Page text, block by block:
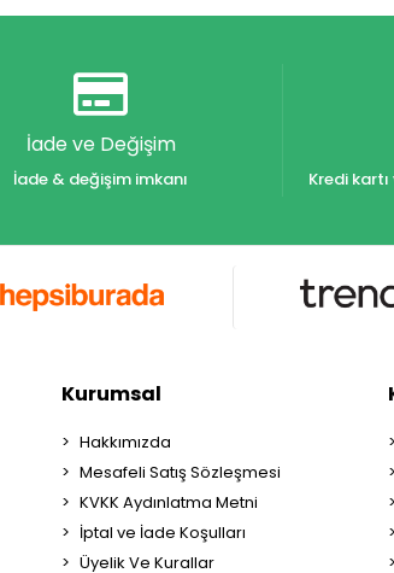
İade ve Değişim
İade & değişim imkanı Kredi
Kurumsal
Hakkımızda
Mesafeli Satış Sözleşmesi
KVKK Aydınlatma Metni
İptal ve İade Koşulları
Üyelik Ve Kurallar